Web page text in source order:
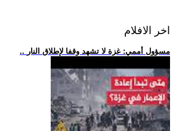
اخر الافلام
.. مسؤول أممي: غزة لا تشهد وقفا لإطلاق النار